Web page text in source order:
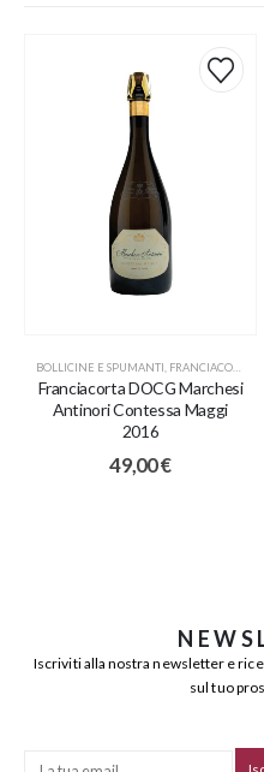
BOLLICINE E SPUMANTI FRANCIACORTA
Franciacorta DOCG Marchesi
Antinori Contessa Maggi
2016
49,00€
Iscriviti alla nostra newsletter e
sul tuo